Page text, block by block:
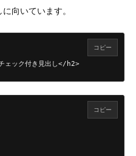
向いています。
ック付き見出し</h2>
コピー
コピー